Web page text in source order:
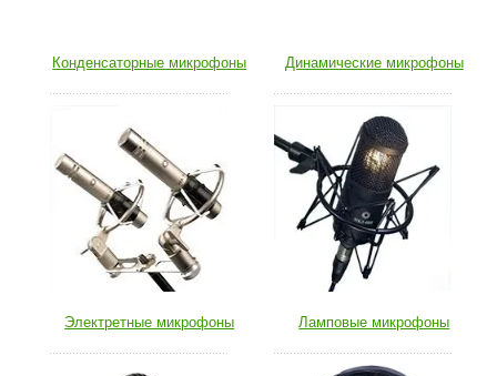
Конденсаторные микрофоны Динамические микрофоны
Электретные микрофоны Ламповые микрофоны